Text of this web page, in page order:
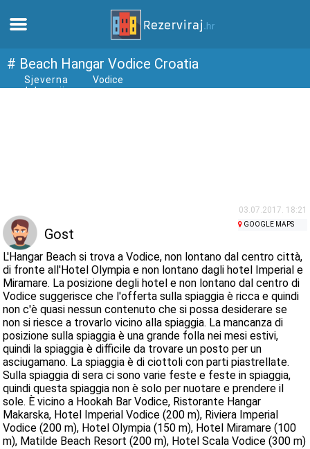
Casa
webcams
Incontra Croazia
musei
# Beach Hangar Vodice Croatia
Sjeverna
dalmacija
Vodice
03.07.2017. 18:21
Gost
GOOGLE MAPS
L'Hangar Beach si trova a Vodice, non lontano dal centro città,
di fronte all'Hotel Olympia e non lontano dagli hotel Imperial e
Miramare. La posizione degli hotel e non lontano dal centro di
Vodice suggerisce che l'offerta sulla spiaggia è ricca e quindi
non c'è quasi nessun contenuto che si possa desiderare se
non si riesce a trovarlo vicino alla spiaggia. La mancanza di
posizione sulla spiaggia è una grande folla nei mesi estivi,
quindi la spiaggia è difficile da trovare un posto per un
asciugamano. La spiaggia è di ciottoli con parti piastrellate.
Sulla spiaggia di sera ci sono varie feste e feste in spiaggia,
quindi questa spiaggia non è solo per nuotare e prendere il
sole. È vicino a Hookah Bar Vodice, Ristorante Hangar
Makarska, Hotel Imperial Vodice (200 m), Riviera Imperial
Vodice (200 m), Hotel Olympia (150 m), Hotel Miramare (100
m), Matilde Beach Resort (200 m), Hotel Scala Vodice (300 m)